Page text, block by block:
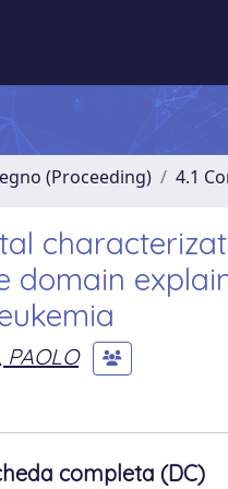
(Proceeding) 4.1
domain
PAOLO
completa (DC)